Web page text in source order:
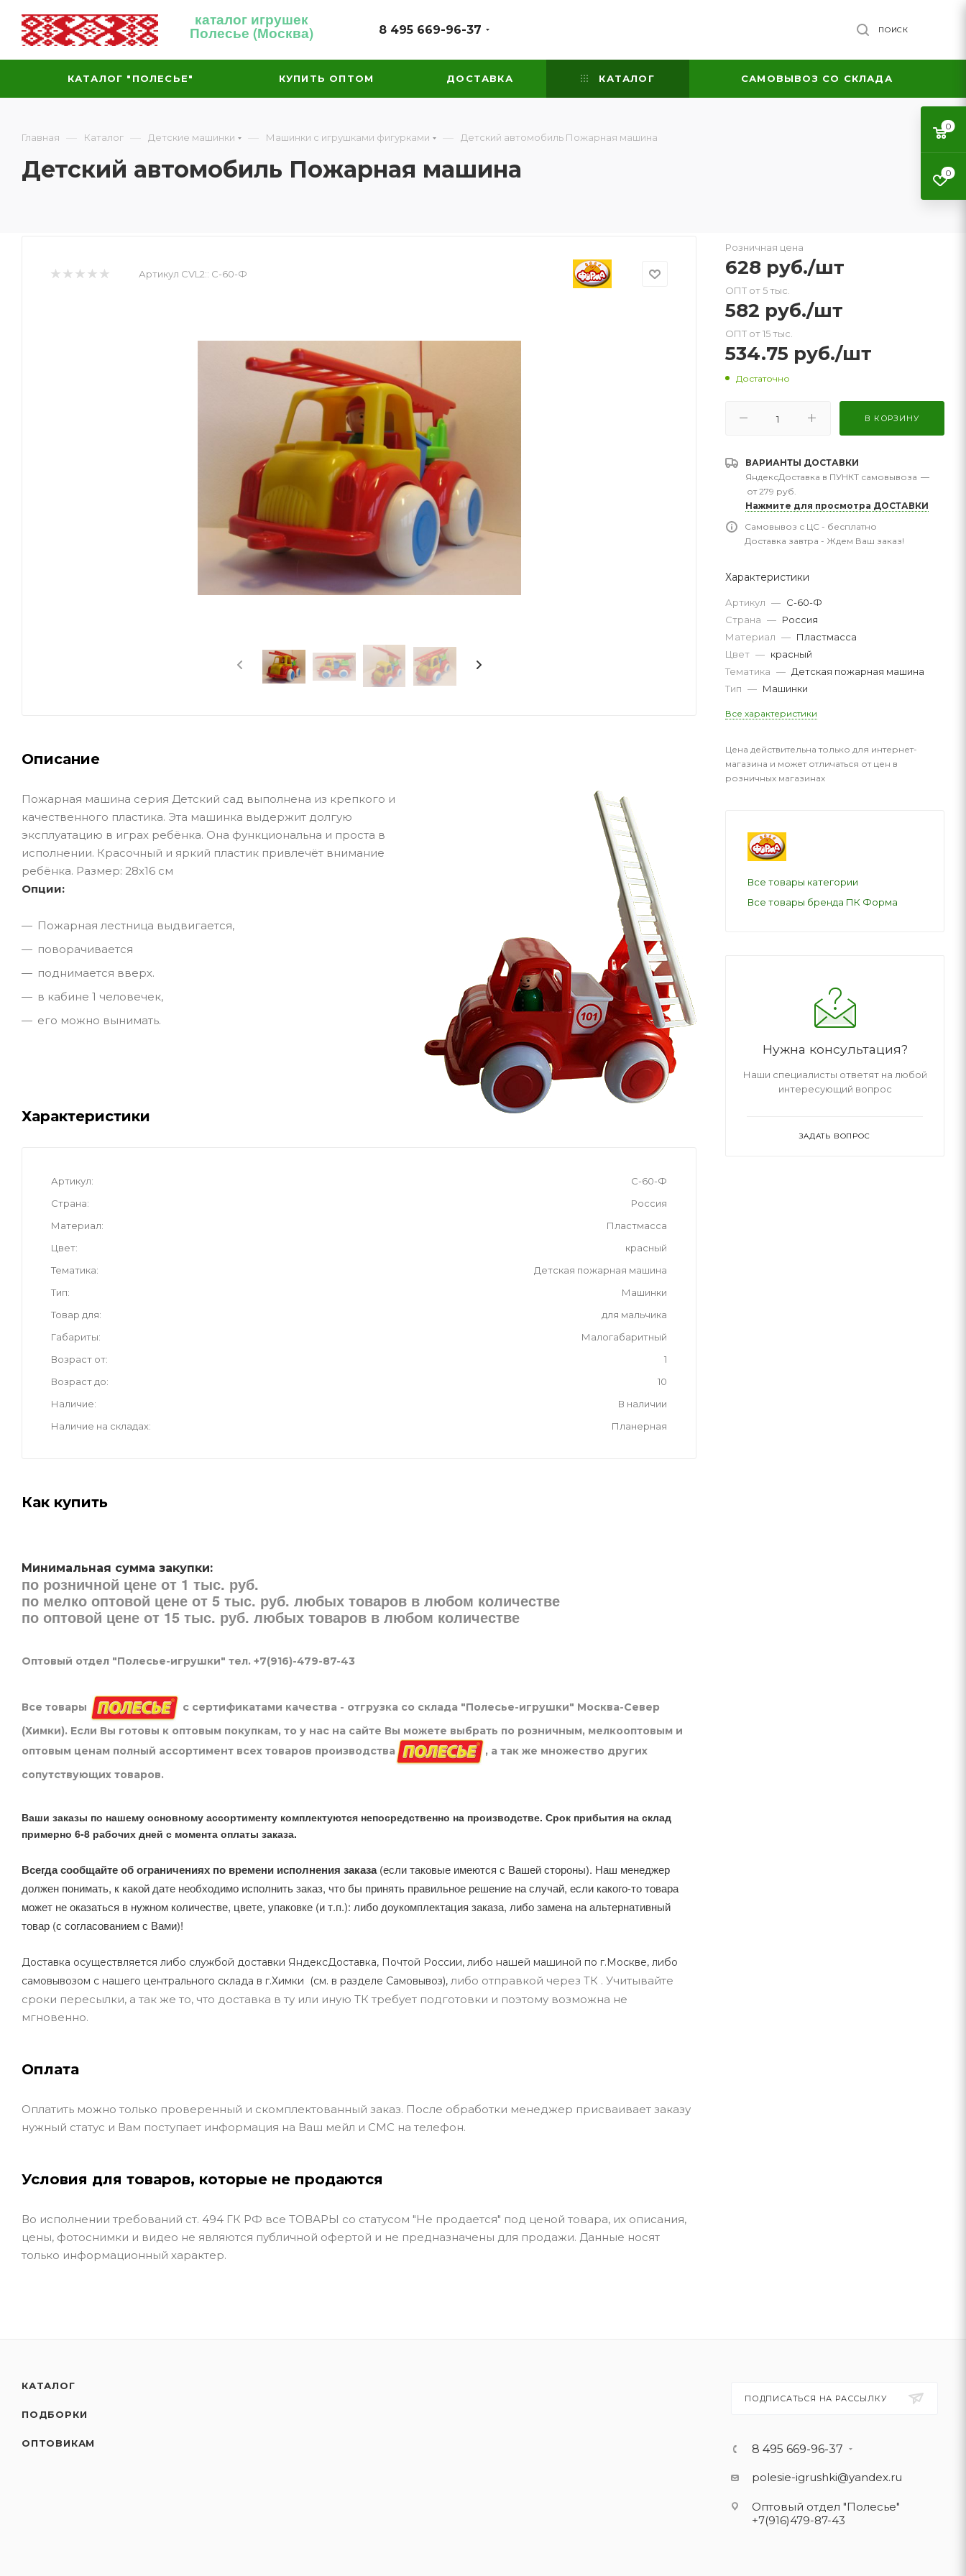
каталог игрушек
Полесье (Москва) 8 495 669-96-37 ПОИСК
КАТАЛОГ "ПОЛЕСЬЕ" КУПИТЬ ОПТОМ ДОСТАВКА КАТАЛОГ САМОВЫВОЗ СО СКЛАДА
Главная — Каталог — Детские машинки — Машинки с игрушками фигурками — Детский автомобиль Пожарная машина
Детский автомобиль Пожарная машина
Артикул CVL2:: С-60-Ф
Описание
Пожарная машина серия Детский сад выполнена из крепкого и
качественного пластика. Эта машинка выдержит долгую
эксплуатацию в играх ребёнка. Она функциональна и проста в
исполнении. Красочный и яркий пластик привлечёт внимание
ребёнка. Размер: 28х16 см
Опции:
Пожарная лестница выдвигается,
поворачивается
поднимается вверх.
в кабине 1 человечек,
его можно вынимать.
Характеристики
Артикул
С-60-Ф
Страна
Россия
Материал
Пластмасса
Цвет
красный
Тематика
Детская пожарная машина
Тип
Машинки
Товар для
для мальчика
Габариты
Малогабаритный
Возраст от
1
Возраст до
10
Наличие
В наличии
Наличие на складах
Планерная
Как купить
Минимальная сумма закупки:
по розничной цене от 1 тыс. руб.
по мелко оптовой цене от 5 тыс. руб. любых товаров в любом количестве
по оптовой цене от 15 тыс. руб. любых товаров в любом количестве
Оптовый отдел "Полесье-игрушки" тел. +7(916)-479-87-43
Все товары
с сертификатами качества - отгрузка со склада "Полесье-игрушки" Москва-Север
(Химки). Если Вы готовы к оптовым покупкам, то у нас на сайте Вы можете выбрать по розничным, мелкооптовым и
оптовым ценам полный ассортимент всех товаров производства
, а так же множество других
сопутствующих товаров.
Ваши заказы по нашему основному ассортименту комплектуются непосредственно на производстве. Срок прибытия на склад
примерно 6-8 рабочих дней с момента оплаты заказа.
Всегда сообщайте об ограничениях по времени исполнения заказа(если таковые имеются с Вашей стороны). Наш менеджер
должен понимать, к какой дате необходимо исполнить заказ, что бы принять правильное решение на случай, если какого-то товара
может не оказаться в нужном количестве, цвете, упаковке (и т.п.): либо доукомплектация заказа, либо замена на альтернативный
товар (с согласованием с Вами)!
Доставка осуществляется либо службой доставки ЯндексДоставка, Почтой России, либо нашей машиной по г.Москве, либо
самовывозом с нашего центрального склада в г.Химки (см. в разделе Самовывоз), либо отправкой через ТК . Учитывайте
сроки пересылки, а так же то, что доставка в ту или иную ТК требует подготовки и поэтому возможна не
мгновенно.
Оплата
Оплатить можно только проверенный и скомплектованный заказ. После обработки менеджер присваивает заказу
нужный статус и Вам поступает информация на Ваш мейл и СМС на телефон.
Условия для товаров, которые не продаются
Во исполнении требований ст. 494 ГК РФ все ТОВАРЫ со статусом "Не продается" под ценой товара, их описания,
цены, фотоснимки и видео не являются публичной офертой и не предназначены для продажи. Данные носят
только информационный характер.
Розничная цена
628 руб./шт
ОПТ от 5 тыс.
582 руб./шт
ОПТ от 15 тыс.
534.75 руб./шт
Достаточно
В КОРЗИНУ
ВАРИАНТЫ ДОСТАВКИ
ЯндексДоставка в ПУНКТ самовывоза —
от 279 руб.
Нажмите для просмотра ДОСТАВКИ
Самовывоз с ЦС - бесплатно
Доставка завтра - Ждем Ваш заказ!
Характеристики
Артикул — С-60-Ф
Страна — Россия
Материал — Пластмасса
Цвет — красный
Тематика — Детская пожарная машина
Тип — Машинки
Все характеристики
Цена действительна только для интернет-
магазина и может отличаться от цен в
розничных магазинах
Все товары категории
Все товары бренда ПК Форма
Нужна консультация?
Наши специалисты ответят на любой
интересующий вопрос
ЗАДАТЬ ВОПРОС
КАТАЛОГ
ПОДБОРКИ
ОПТОВИКАМ
ПОДПИСАТЬСЯ НА РАССЫЛКУ
8 495 669-96-37
polesie-igrushki@yandex.ru
Оптовый отдел "Полесье"
+7(916)479-87-43
0
0